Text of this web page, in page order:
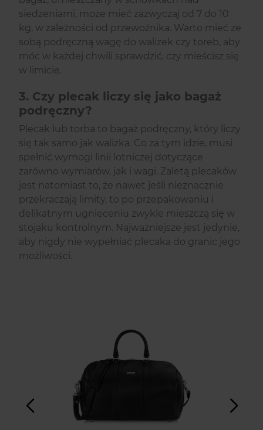
siedzeniami, może mieć zazwyczaj od 7 do 10
kg, w zależności od przewoźnika. Warto mieć ze
sobą podręczną wagę do walizek czy toreb, aby
móc w każdej chwili sprawdzić, czy mieścisz się
w limicie.
3. Czy plecak liczy się jako bagaż
podręczny?
Plecak lub torba to bagaż podręczny, który liczy
się tak samo jak walizka. Co za tym idzie, musi
spełnić wymogi linii lotniczej dotyczące
zarówno wymiarów, jak i wagi. Zaletą plecaków
jest natomiast to, że nawet jeśli nieznacznie
przekraczają limity, to po przepakowaniu i
delikatnym ugnieceniu zwykle mieszczą się w
stojaku kontrolnym. Najważniejsze jest jedynie,
aby nigdy nie wypełniać plecaka do granic jego
możliwości.